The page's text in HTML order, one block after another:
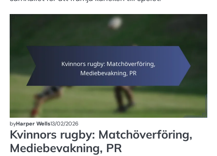
byHarper Wells13/02/2026
Kvinnors rugby: Matchöverföring,
Mediebevakning, PR